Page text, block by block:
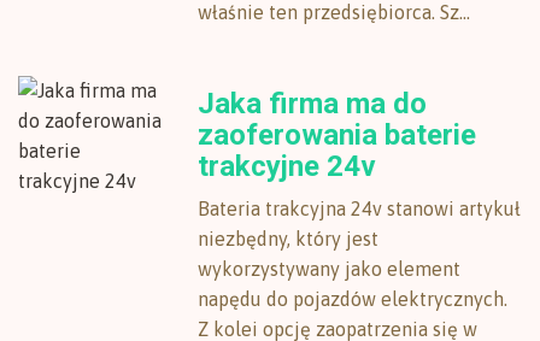
właśnie ten przedsiębiorca. Sz...
Jaka firma ma do
zaoferowania baterie
trakcyjne 24v
Bateria trakcyjna 24v stanowi artykuł
niezbędny, który jest
wykorzystywany jako element
napędu do pojazdów elektrycznych.
Z kolei opcję zaopatrzenia się w